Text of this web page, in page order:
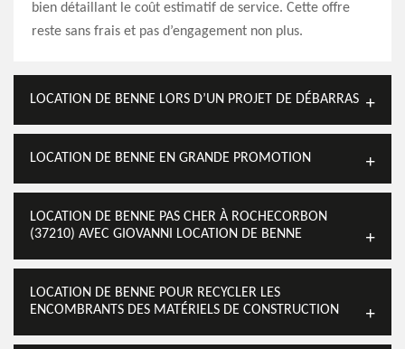
bien détaillant le coût estimatif de service. Cette offre
reste sans frais et pas d’engagement non plus.
LOCATION DE BENNE LORS D’UN PROJET DE DÉBARRAS
LOCATION DE BENNE EN GRANDE PROMOTION
LOCATION DE BENNE PAS CHER À ROCHECORBON
(37210) AVEC GIOVANNI LOCATION DE BENNE
LOCATION DE BENNE POUR RECYCLER LES
ENCOMBRANTS DES MATÉRIELS DE CONSTRUCTION